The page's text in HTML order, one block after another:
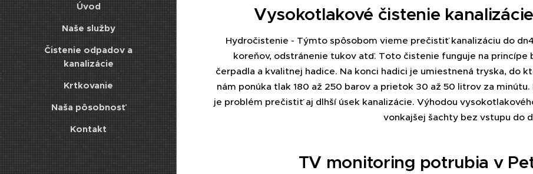
Úvod
Naše služby
Čistenie odpadov a
kanalizácie
Krtkovanie
Naša pôsobnosť
Kontakt
Vysokotlakové čistenie
Hydročistenie - Týmto spôsobom vieme prečistiť kanalizáciu do
koreňov, odstránenie tukov atď. Toto čistenie funguje na
čerpadla a kvalitnej hadice. Na konci hadici je umiestnená tryska, do
nám ponúka tlak 180 až 250 barov a prietok 30 až 50 litrov za
je problém prečistiť aj dlhší úsek kanalizácie. Výhodou
vonkajšej šachty bez vstupu do
TV monitoring potrubia v